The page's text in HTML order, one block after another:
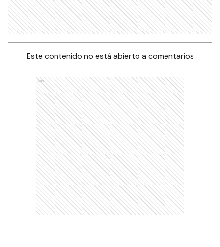
Este contenido no está abierto a comentarios
Ads